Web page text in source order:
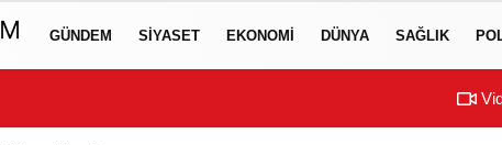
GÜNDEM SIYASET EKONOMI DÜNYA SAĞLIK